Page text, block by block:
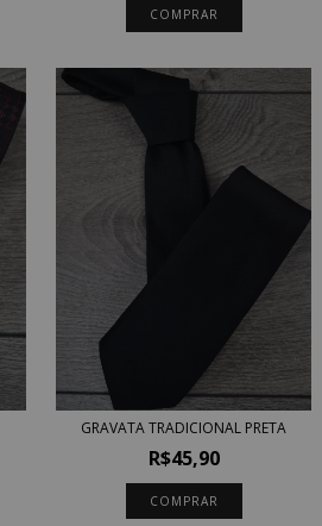
GRAVATA TRADICIONAL PRETA
R$45,90